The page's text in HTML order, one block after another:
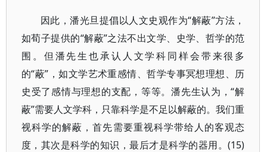
因此，潘光旦提倡以人文史观作为“解蔽”方法，
如荀子提供的“解蔽”之法不出文学、史学、哲学的范
围。但潘先生也承认人文学科同样会带来很多
的“蔽”，如文学艺术重感情、哲学专事冥想理想、历
史受了感情与理想的支配，等等。潘先生认为，“解
蔽”需要人文学科，只靠科学是不足以解蔽的。我们重
视科学的解蔽，首先需要重视科学带给人的客观态
度，其次是科学的知识，最后才是科学的器用。(15)